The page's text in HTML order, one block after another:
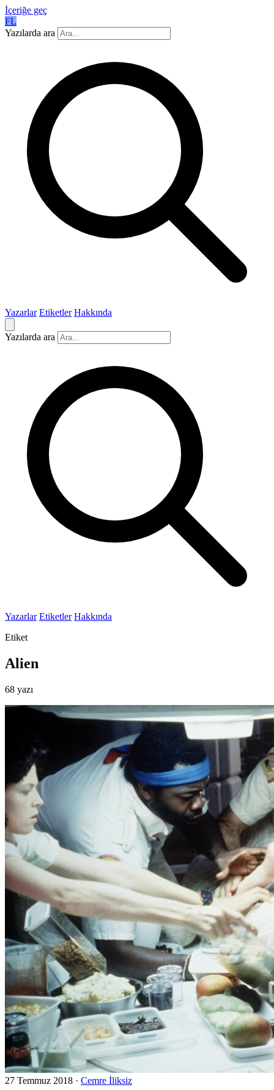
İçeriğe geç
FL
Yazılarda ara
Yazarlar Etiketler Hakkında
Yazılarda ara
Yazarlar Etiketler Hakkında
Etiket
Alien
68 yazı
27 Temmuz 2018 · Cemre İliksiz